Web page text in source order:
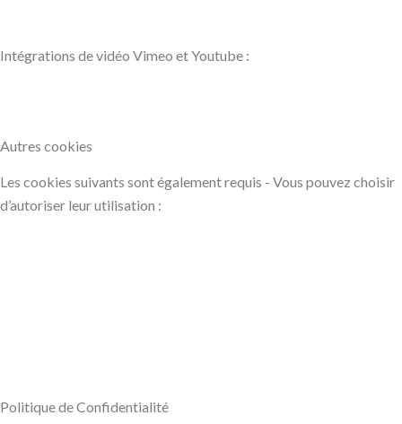
Intégrations de vidéo Vimeo et Youtube :
Autres cookies
Les cookies suivants sont également requis - Vous pouvez choisir
d’autoriser leur utilisation :
Politique de Confidentialité